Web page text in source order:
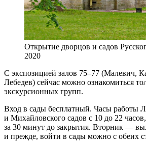
Открытие дворцов и садов
2020
С экспозицией залов 75–77 (Малевич,
Лебедев) сейчас можно ознакомиться
экскурсионных групп.
Вход в сады бесплатный. Часы работы
и Михайловского садов с 10 до 22
за 30 минут до закрытия. Вторник —
и прежде, войти в сады можно с обеих